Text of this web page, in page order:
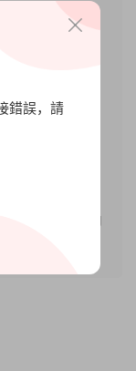
購買正版授權
們。将會第一
參考、學習，
歸原著所有，
請于24小時之内
錯誤，請